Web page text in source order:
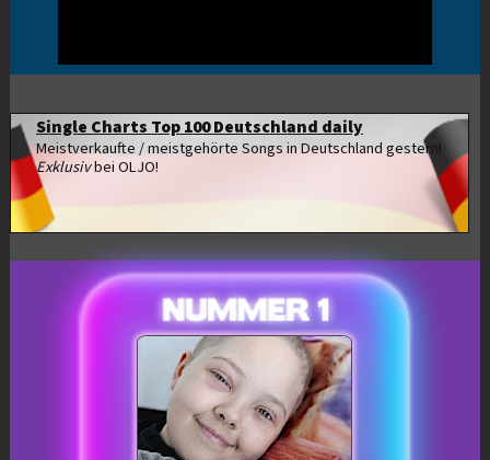
Single Charts Top 100 Deutschland daily
Meistverkaufte / meistgehörte Songs in Deutschland gestern!
Exklusivbei OLJO!